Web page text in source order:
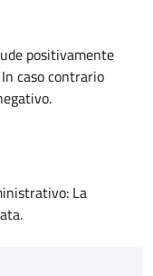
positivamente
caso contrario
La